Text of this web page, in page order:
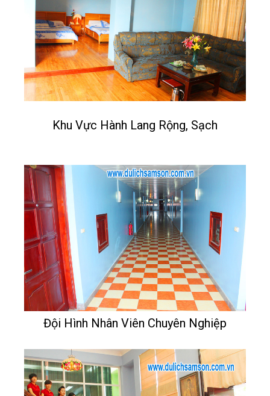
Khu Vực Hành Lang Rộng, Sạch
Đội Hình Nhân Viên Chuyên Nghiệp